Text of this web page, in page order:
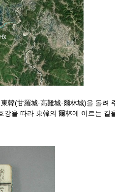
(甘羅城·高難城·爾林城)을 돌
을 따라 東韓의 爾林에 이르는